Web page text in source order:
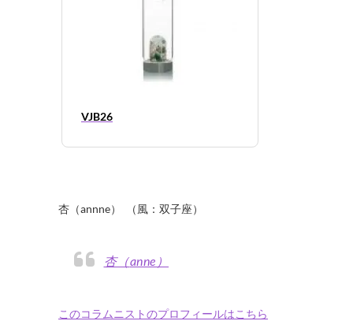
VJB26
杏（annne） （風：双子座）
杏（anne）
このコラムニストのプロフィールはこちら